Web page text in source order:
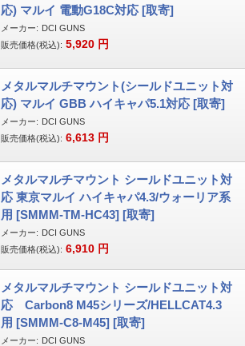
応) マルイ 電動G18C対応 [取寄]
メーカー: DCI GUNS
販売価格(税込): 5,920 円
メタルマルチマウント(シールドユニット対
応) マルイ GBB ハイキャパ5.1対応 [取寄]
メーカー: DCI GUNS
販売価格(税込): 6,613 円
メタルマルチマウント シールドユニット対
応 東京マルイ ハイキャパ4.3/ウォーリア系
用 [SMMM-TM-HC43] [取寄]
メーカー: DCI GUNS
販売価格(税込): 6,910 円
メタルマルチマウント シールドユニット対
応 Carbon8 M45シリーズ/HELLCAT4.3
用 [SMMM-C8-M45] [取寄]
メーカー: DCI GUNS